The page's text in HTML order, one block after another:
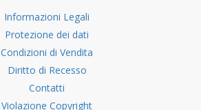
Informazioni Legali
Protezione dei dati
Condizioni di Vendita
Diritto di Recesso
Contatti
Violazione Copyright